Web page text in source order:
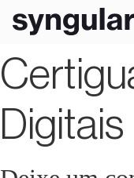
Digitais